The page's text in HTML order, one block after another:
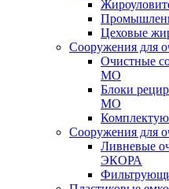
Цеховые
Сооружения для
Очистные
МО
Блоки
МО
Сооружения для
Ливневые
ЭКОРА